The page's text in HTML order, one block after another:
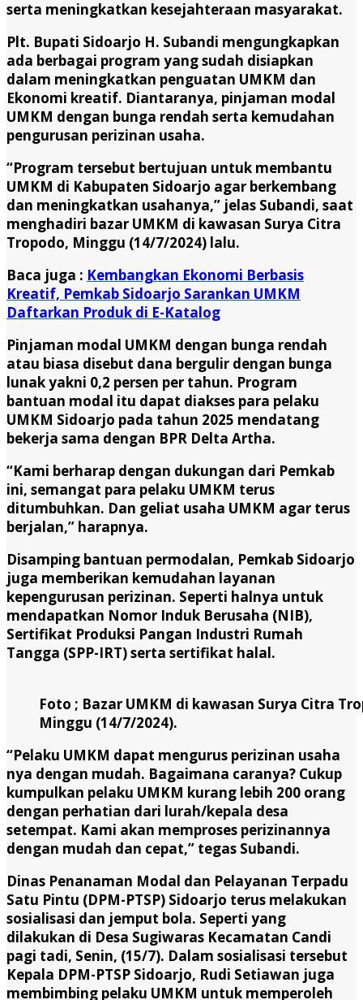
serta meningkatkan kesejahteraan masyarakat.
Plt. Bupati Sidoarjo H. Subandi mengungkapkan
ada berbagai program yang sudah disiapkan
dalam meningkatkan penguatan UMKM dan
Ekonomi kreatif. Diantaranya, pinjaman modal
UMKM dengan bunga rendah serta kemudahan
pengurusan perizinan usaha.
“Program tersebut bertujuan untuk membantu
UMKM di Kabupaten Sidoarjo agar berkembang
dan meningkatkan usahanya,” jelas Subandi, saat
menghadiri bazar UMKM di kawasan Surya Citra
Tropodo, Minggu (14/7/2024) lalu.
Baca juga : Kembangkan Ekonomi Berbasis
Kreatif, Pemkab Sidoarjo Sarankan UMKM
Daftarkan Produk di E-Katalog
Pinjaman modal UMKM dengan bunga rendah
atau biasa disebut dana bergulir dengan bunga
lunak yakni 0,2 persen per tahun. Program
bantuan modal itu dapat diakses para pelaku
UMKM Sidoarjo pada tahun 2025 mendatang
bekerja sama dengan BPR Delta Artha.
“Kami berharap dengan dukungan dari Pemkab
ini, semangat para pelaku UMKM terus
ditumbuhkan. Dan geliat usaha UMKM agar terus
berjalan,” harapnya.
Disamping bantuan permodalan, Pemkab Sidoarjo
juga memberikan kemudahan layanan
kepengurusan perizinan. Seperti halnya untuk
mendapatkan Nomor Induk Berusaha (NIB),
Sertifikat Produksi Pangan Industri Rumah
Tangga (SPP-IRT) serta sertifikat halal.
Foto ; Bazar UMKM di kawasan Surya Citra
Minggu (14/7/2024).
“Pelaku UMKM dapat mengurus perizinan usaha
nya dengan mudah. Bagaimana caranya? Cukup
kumpulkan pelaku UMKM kurang lebih 200 orang
dengan perhatian dari lurah/kepala desa
setempat. Kami akan memproses perizinannya
dengan mudah dan cepat,” tegas Subandi.
Dinas Penanaman Modal dan Pelayanan Terpadu
Satu Pintu (DPM-PTSP) Sidoarjo terus melakukan
sosialisasi dan jemput bola. Seperti yang
dilakukan di Desa Sugiwaras Kecamatan Candi
pagi tadi, Senin, (15/7). Dalam sosialisasi tersebut
Kepala DPM-PTSP Sidoarjo, Rudi Setiawan juga
membimbing pelaku UMKM untuk memperoleh